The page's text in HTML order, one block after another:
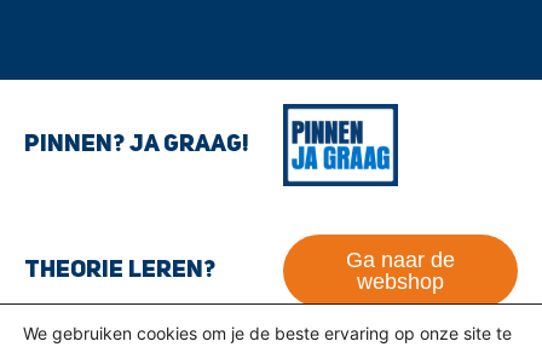
Pinnen? Ja graag!
Theorie leren?
Ga naar de
webshop
We gebruiken cookies om je de beste ervaring op onze site te